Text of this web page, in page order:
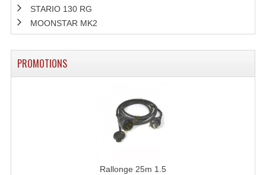
Flight-Case Pour Contrôleur DJ
Rack 19" PRO Betonex
Rack 19" Standard Betonex
Sac Trolley De Transport
STARIO 130 RG
MOONSTAR MK2
PROMOTIONS
Rallonge 25m 1.5